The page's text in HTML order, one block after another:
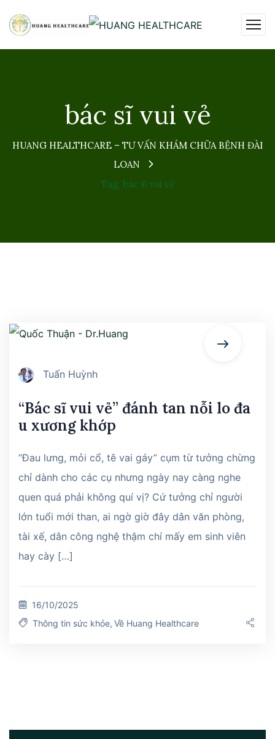
bác sĩ vui vẻ
HUANG HEALTHCARE – TƯ VẤN KHÁM CHỮA BỆNH ĐÀI
LOAN
Tag: bác sĩ vui vẻ
Tuấn Huỳnh
“Bác sĩ vui vẻ” đánh tan nỗi lo đa
u xương khớp
“Đau lưng, mỏi cổ, tê vai gáy” cụm từ tưởng chừng
chỉ dành cho các cụ nhưng ngày nay càng nghe
quen quá phải không quí vị? Cứ tưởng chỉ người
lớn tuổi mới than, ai ngờ giờ đây dân văn phòng,
tài xế, dân công nghệ thậm chí mấy em sinh viên
hay cày […]
16/10/2025
Thông tin sức khỏe, Về Huang Healthcare